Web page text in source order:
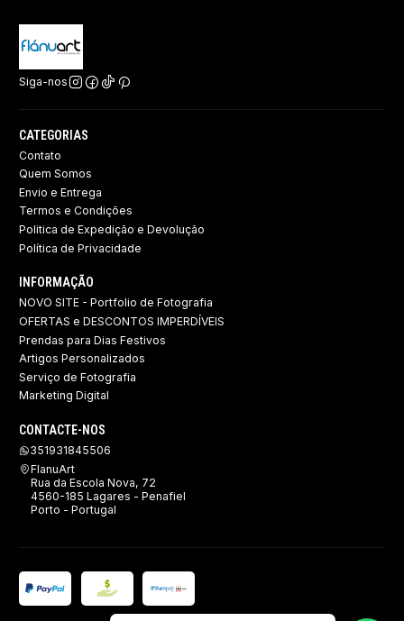
Siga-nos
CATEGORIAS
Contato
Quem Somos
Envio e Entrega
Termos e Condições
Politica de Expedição e Devolução ​
Política de Privacidade
INFORMAÇÃO
NOVO SITE - Portfolio de Fotografia
OFERTAS e DESCONTOS IMPERDÍVEIS
Prendas para Dias Festivos
Artigos Personalizados
Serviço de Fotografia
Marketing Digital
CONTACTE-NOS
351931845506
FlanuArt
Rua da Escola Nova, 72
4560-185 Lagares - Penafiel
Porto - Portugal